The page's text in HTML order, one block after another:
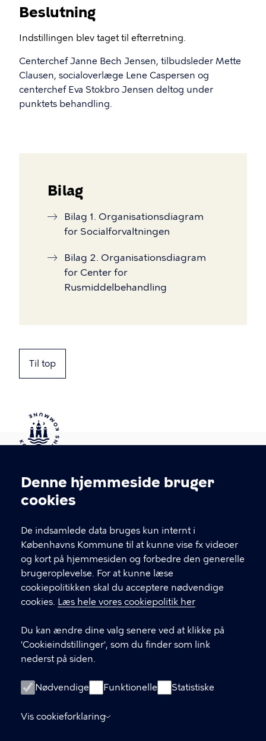
Cookieindstillinger
Denne hjemmeside bruger
cookies
De indsamlede data bruges kun internt i
Københavns Kommune til at kunne vise fx videoer
og kort på hjemmesiden og forbedre den generelle
brugeroplevelse. For at kunne læse
cookiepolitikken skal du acceptere nødvendige
cookies. Læs hele vores cookiepolitik her
Du kan ændre dine valg senere ved at klikke på
'Cookieindstillinger', som du finder som link
nederst på siden.
Nødvendige Funktionelle Statistiske
Vis cookieforklaring
Beslutning
Indstillingen blev taget til efterretning.
Centerchef Janne Bech Jensen, tilbudsleder Mette
Clausen, socialoverlæge Lene Caspersen og
centerchef Eva Stokbro Jensen deltog under
punktets behandling.
Bilag
Bilag 1. Organisationsdiagram
for Socialforvaltningen
Bilag 2. Organisationsdiagram
for Center for
Rusmiddelbehandling
Til top
Kontakt Københavns Kommune
T
fFind andre kontakter her
CVR-nummer64942212
GENVEJE
Digital Post
Databeskyttelse
Tilgængelighedserklæring
Om hjemmesiden